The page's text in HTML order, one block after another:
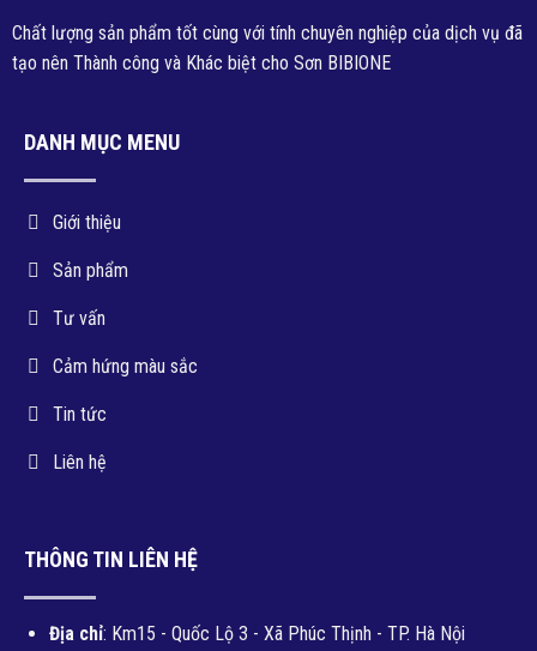
Chất lượng sản phẩm tốt cùng với tính chuyên nghiệp của dịch vụ đã
tạo nên Thành công và Khác biệt cho Sơn BIBIONE
DANH MỤC MENU
Giới thiệu
Sản phẩm
Tư vấn
Cảm hứng màu sắc
Tin tức
Liên hệ
THÔNG TIN LIÊN HỆ
Địa chỉ: Km15 - Quốc Lộ 3 - Xã Phúc Thịnh - TP. Hà Nội